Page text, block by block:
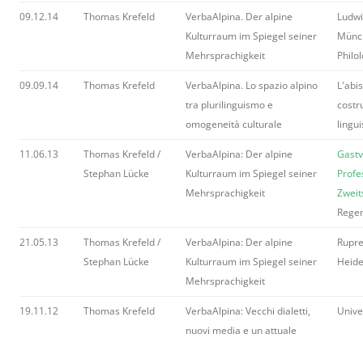
09.12.14 Thomas Krefeld
VerbaAlpina. Der alpine
Kulturraum im Spiegel seiner
Mehrsprachigkeit
09.09.14 Thomas Krefeld
VerbaAlpina. Lo spazio alpino
tra plurilinguismo e
omogeneità culturale
11.06.13
Thomas Krefeld /
Stephan Lücke
VerbaAlpina: Der alpine
Kulturraum im Spiegel seiner
Mehrsprachigkeit
21.05.13
Thomas Krefeld /
Stephan Lücke
VerbaAlpina: Der alpine
Kulturraum im Spiegel seiner
Mehrsprachigkeit
19.11.12 Thomas Krefeld
VerbaAlpina: Vecchi dialetti,
nuovi media e un attuale